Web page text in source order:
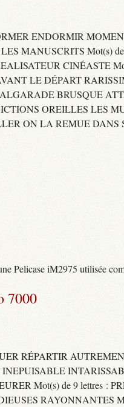
ENDORMIR
MANUSCRITS Mot(s) de
CINÉASTE
LE DÉPART
BRUSQUE
OREILLES LES
ON LA REMUE DANS
Pelicase iM2975 utilisée
7000
RÉPARTIR
INEPUISABLE
Mot(s) de 9 lettres :
RAYONNANTES